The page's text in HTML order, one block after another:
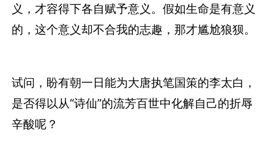
义，才容得下各自赋予意义。假如生命是有意义
的，这个意义却不合我的志趣，那才尴尬狼狈。
试问，盼有朝一日能为大唐执笔国策的李太白，
是否得以从“诗仙”的流芳百世中化解自己的折辱
辛酸呢？